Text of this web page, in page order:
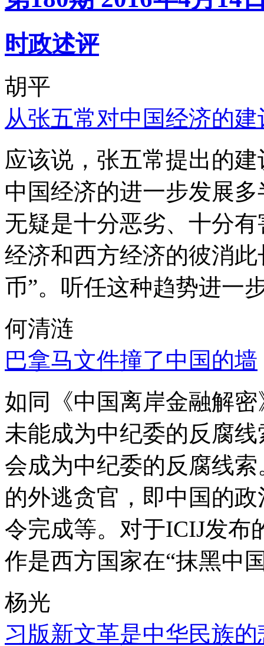
时政述评
胡平
从张五常对中国经济的
应该说，张五常提出的
中国经济的进一步发展
无疑是十分恶劣、十分
经济和西方经济的彼消
币”。听任这种趋势进一
何清涟
巴拿马文件撞了中国的墙
如同《中国离岸金融解
未能成为中纪委的反腐
会成为中纪委的反腐线
的外逃贪官，即中国的
令完成等。对于ICIJ发布
作是西方国家在“抹黑中
杨光
习版新文革是中华民族的